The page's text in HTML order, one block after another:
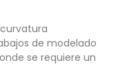
de modelado
se requiere un